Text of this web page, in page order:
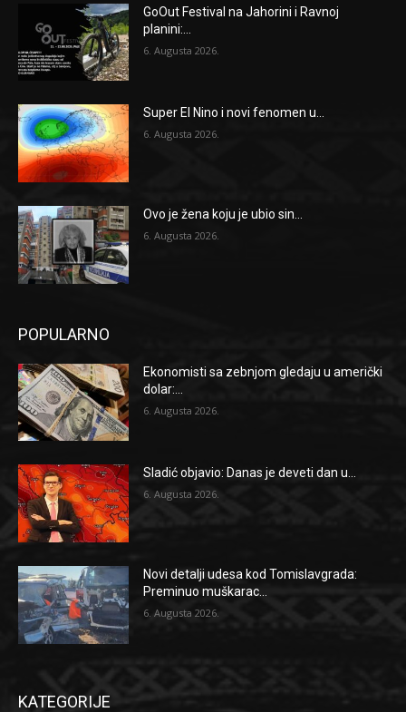
GoOut Festival na Jahorini i Ravnoj
planini:...
6. Augusta 2026.
Super El Nino i novi fenomen u...
6. Augusta 2026.
Ovo je žena koju je ubio sin...
6. Augusta 2026.
POPULARNO
Ekonomisti sa zebnjom gledaju u američki
dolar:...
6. Augusta 2026.
Sladić objavio: Danas je deveti dan u...
6. Augusta 2026.
Novi detalji udesa kod Tomislavgrada:
Preminuo muškarac...
6. Augusta 2026.
KATEGORIJE